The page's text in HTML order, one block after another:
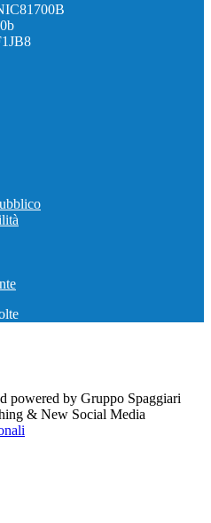
powered by Gruppo Spaggiari
& New Social Media